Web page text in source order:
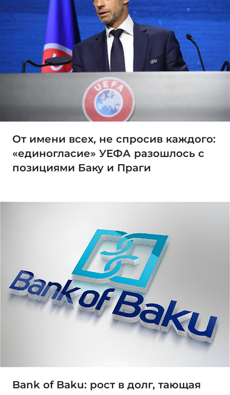
От имени всех, не спросив каждого:
«единогласие» УЕФА разошлось с
позициями Баку и Праги
Bank of Baku: рост в долг, тающая